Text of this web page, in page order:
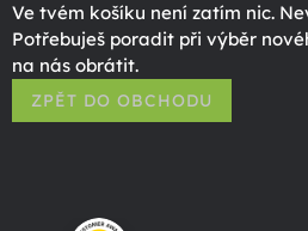
Ve tvém košíku není zatím nic.
Potřebuješ poradit při výběr
na nás obrátit.
ZPĚT DO OBCHODU